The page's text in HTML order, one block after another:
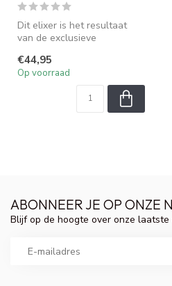
Dit elixer is het resultaat
van de exclusieve
technologie, ...
€44,95
Op voorraad
ABONNEER JE OP ONZE
Blijf op de hoogte over onze laatste